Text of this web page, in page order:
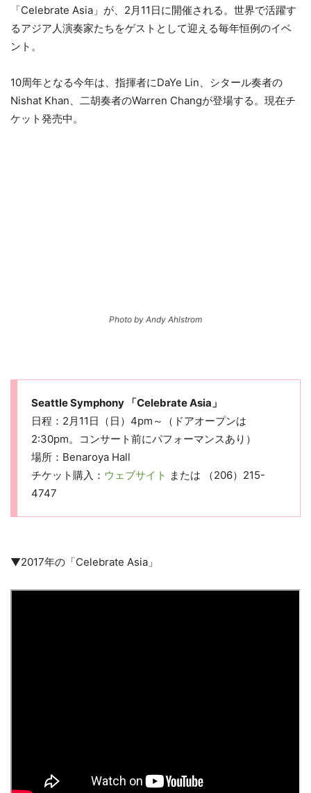
「Celebrate Asia」が、2月11日に開催される。世界で活躍す
るアジア人演奏家たちをゲストとして迎える毎年恒例のイベ
ント。
10周年となる今年は、指揮者にDaYe Lin、シタール奏者の
Nishat Khan、二胡奏者のWarren Changが登場する。現在チ
ケット発売中。
Photo by Andy Ahlstrom
Seattle Symphony 「Celebrate Asia」
日程：2月11日（日）4pm～（ドアオープンは
2:30pm。コンサート前にパフォーマンスあり）
場所：Benaroya Hall
チケット購入： ウェブサイト または （206）215-
4747
▼2017年の「Celebrate Asia」